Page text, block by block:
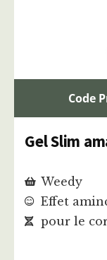
Code
Gel Slim
Weedy
Effet
pour le